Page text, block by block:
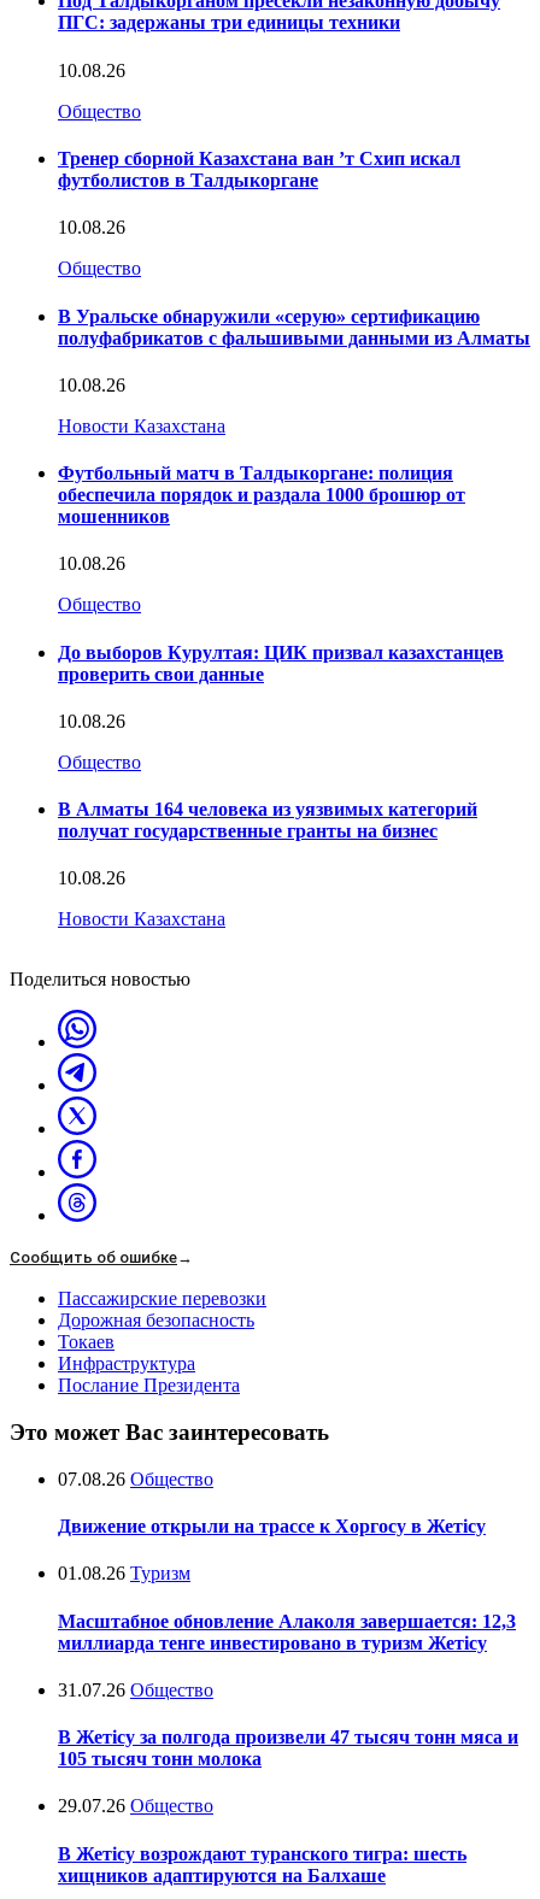
ПГС: задержаны три единицы техники
10.08.26
Общество
Тренер сборной Казахстана ван ’т Схип искал
футболистов в Талдыкоргане
10.08.26
Общество
В Уральске обнаружили «серую» сертификацию
полуфабрикатов с фальшивыми данными из Алматы
10.08.26
Новости Казахстана
Футбольный матч в Талдыкоргане: полиция
обеспечила порядок и раздала 1000 брошюр от
мошенников
10.08.26
Общество
До выборов Курултая: ЦИК призвал казахстанцев
проверить свои данные
10.08.26
Общество
В Алматы 164 человека из уязвимых категорий
получат государственные гранты на бизнес
10.08.26
Новости Казахстана
Поделиться новостью
Сообщить об ошибке→
Пассажирские перевозки
Дорожная безопасность
Токаев
Инфраструктура
Послание Президента
Это может Вас заинтересовать
07.08.26 Общество
Движение открыли на трассе к Хоргосу в Жетісу
01.08.26 Туризм
Масштабное обновление Алаколя завершается: 12,3
миллиарда тенге инвестировано в туризм Жетісу
31.07.26 Общество
В Жетісу за полгода произвели 47 тысяч тонн мяса и
105 тысяч тонн молока
29.07.26 Общество
В Жетісу возрождают туранского тигра: шесть
хищников адаптируются на Балхаше